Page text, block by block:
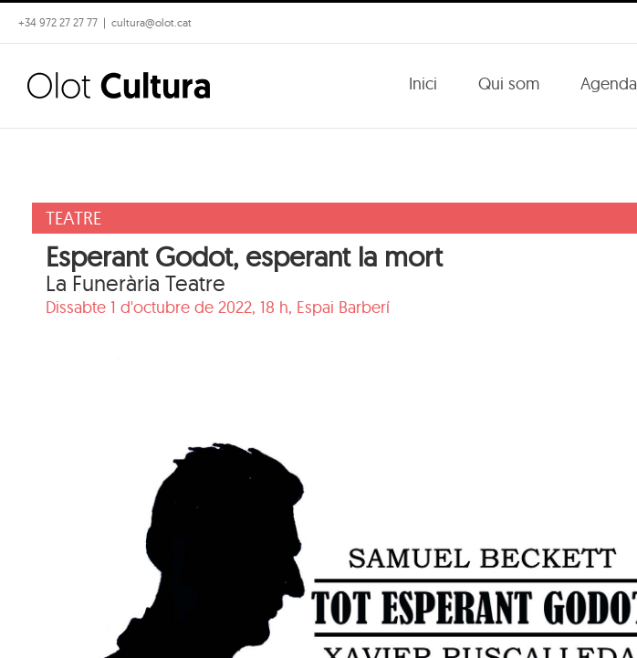
Skip
to
content
+34 972 27 27 77 | cultura@olot.cat
Inici Qui som Agenda
TEATRE
Esperant Godot, esperant la mort
La Funerària Teatre
Dissabte 1 d'octubre de 2022, 18 h, Espai Barberí